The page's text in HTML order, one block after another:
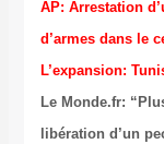
AP: Arrestation
d’armes dans le
L’expansion:
Le Monde.fr:
libération d’un